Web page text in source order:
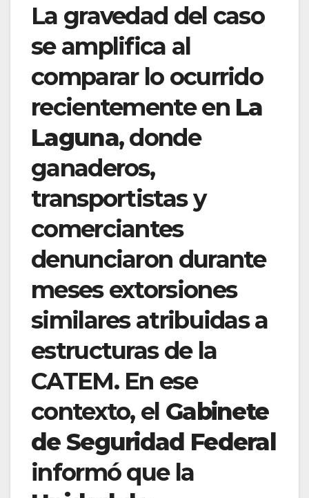
La gravedad del caso
se amplifica al
comparar lo ocurrido
recientemente en La
Laguna, donde
ganaderos,
transportistas y
comerciantes
denunciaron durante
meses extorsiones
similares atribuidas a
estructuras de la
CATEM. En ese
contexto, el Gabinete
de Seguridad Federal
informó que la